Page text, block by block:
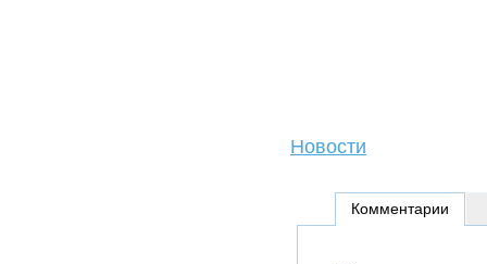
Новости
Комментарии